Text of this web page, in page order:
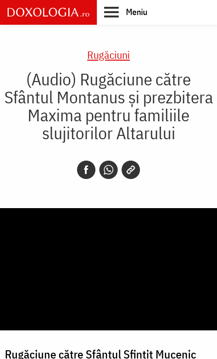
Skip
to
main
Meniu
Rugăciuni
(Audio) Rugăciune către
Sfântul Montanus și prezbitera
Maxima pentru familiile
slujitorilor Altarului
Rugăciune către Sfântul Sfințit Mucenic